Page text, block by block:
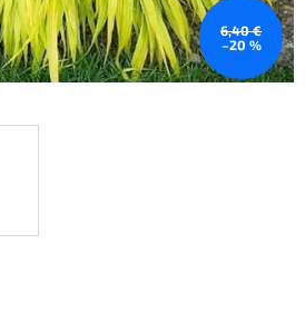
6,40 €
–20 %